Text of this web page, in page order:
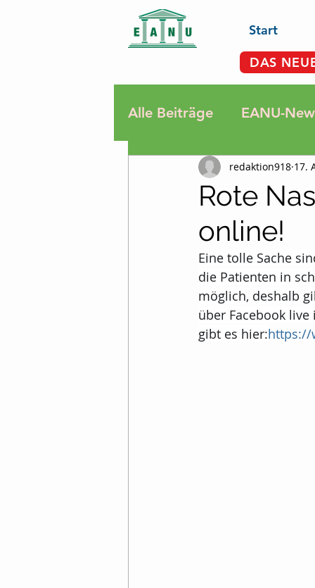
Start
DAS
Alle Beiträge EANU-
Rauchen
Sport, Bewegung,
Termine Fatigue
Prostatakrebs
Rote
online!
redaktion918 17.
Eine tolle Sache
die Patienten in
möglich, deshalb
über Facebook
gibt es hier:https://